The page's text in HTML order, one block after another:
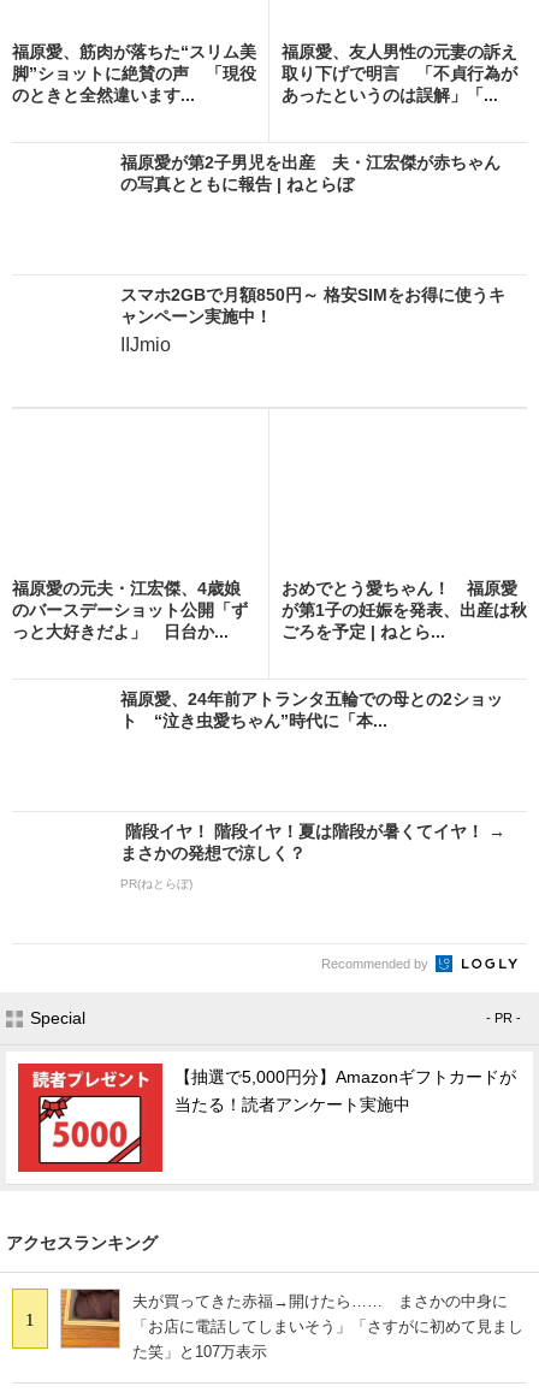
福原愛、筋肉が落ちた“スリム美
脚”ショットに絶賛の声 「現役
のときと全然違います...
福原愛、友人男性の元妻の訴え
取り下げで明言 「不貞行為が
あったというのは誤解」「...
福原愛が第2子男児を出産 夫・江宏傑が赤ちゃん
の写真とともに報告 | ねとらぼ
スマホ2GBで月額850円～ 格安SIMをお得に使うキ
ャンペーン実施中！
IIJmio
福原愛の元夫・江宏傑、4歳娘
のバースデーショット公開「ず
っと大好きだよ」 日台か...
おめでとう愛ちゃん！ 福原愛
が第1子の妊娠を発表、出産は秋
ごろを予定 | ねとら...
福原愛、24年前アトランタ五輪での母との2ショッ
ト “泣き虫愛ちゃん”時代に「本...
階段イヤ！ 階段イヤ！夏は階段が暑くてイヤ！ →
まさかの発想で涼しく？
PR(ねとらぼ)
Recommended by
Special - PR -
【抽選で5,000円分】Amazonギフトカードが
当たる！読者アンケート実施中
アクセスランキング
1
夫が買ってきた赤福→開けたら…… まさかの中身に
「お店に電話してしまいそう」「さすがに初めて見まし
た笑」と107万表示